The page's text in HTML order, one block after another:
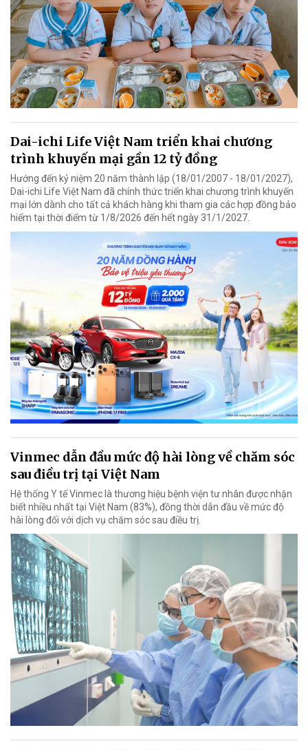
Dai-ichi Life Việt Nam triển khai chương
trình khuyến mại gần 12 tỷ đồng
Hướng đến kỷ niệm 20 năm thành lập (18/01/2007 - 18/01/2027),
Dai-ichi Life Việt Nam đã chính thức triển khai chương trình khuyến
mại lớn dành cho tất cả khách hàng khi tham gia các hợp đồng bảo
hiểm tại thời điểm từ 1/8/2026 đến hết ngày 31/1/2027.
Vinmec dẫn đầu mức độ hài lòng về chăm sóc
sau điều trị tại Việt Nam
Hệ thống Y tế Vinmec là thương hiệu bệnh viện tư nhân được nhận
biết nhiều nhất tại Việt Nam (83%), đồng thời dẫn đầu về mức độ
hài lòng đối với dịch vụ chăm sóc sau điều trị.